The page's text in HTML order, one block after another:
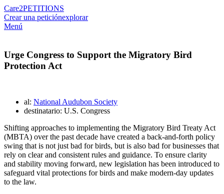
Care2PETITIONS
Crear una peticiónexplorar
Menú
Urge Congress to Support the Migratory Bird
Protection Act
al: National Audubon Society
destinatario: U.S. Congress
Shifting approaches to implementing the Migratory Bird Treaty Act
(MBTA) over the past decade have created a back-and-forth policy
swing that is not just bad for birds, but is also bad for businesses that
rely on clear and consistent rules and guidance. To ensure clarity
and stability moving forward, new legislation has been introduced to
safeguard vital protections for birds and make modern-day updates
to the law.